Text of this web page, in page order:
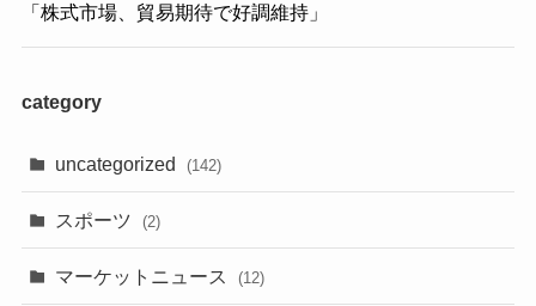
「株式市場、貿易期待で好調維持」
category
uncategorized (142)
スポーツ (2)
マーケットニュース (12)